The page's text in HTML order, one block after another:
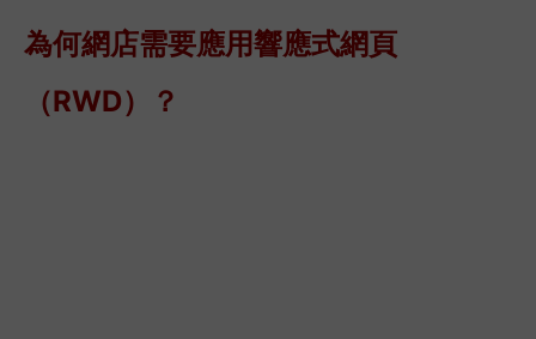
為何網店需要應用響應式網頁
（RWD） ？